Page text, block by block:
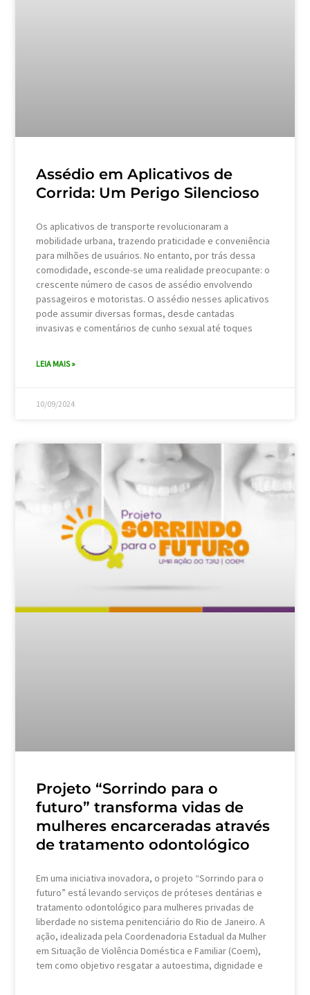
Assédio em Aplicativos de
Corrida: Um Perigo Silencioso
Os aplicativos de transporte revolucionaram a
mobilidade urbana, trazendo praticidade e conveniência
para milhões de usuários. No entanto, por trás dessa
comodidade, esconde-se uma realidade preocupante: o
crescente número de casos de assédio envolvendo
passageiros e motoristas. O assédio nesses aplicativos
pode assumir diversas formas, desde cantadas
invasivas e comentários de cunho sexual até toques
LEIA MAIS »
10/09/2024
Projeto “Sorrindo para o
futuro” transforma vidas de
mulheres encarceradas através
de tratamento odontológico
Em uma iniciativa inovadora, o projeto “Sorrindo para o
futuro” está levando serviços de próteses dentárias e
tratamento odontológico para mulheres privadas de
liberdade no sistema penitenciário do Rio de Janeiro. A
ação, idealizada pela Coordenadoria Estadual da Mulher
em Situação de Violência Doméstica e Familiar (Coem),
tem como objetivo resgatar a autoestima, dignidade e